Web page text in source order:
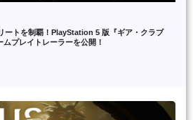
ートを制覇！PlayStation 5 版『ギア・クラブ
プレイトレーラーを公開！